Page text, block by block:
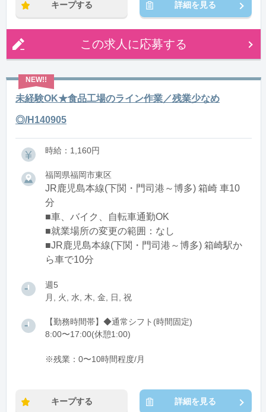
キープする 詳細を見る
この求人に応募する
未経験OK★食品工場のライン作業／残業少なめ
◎/H140905
時給：1,160円
福岡県福岡市東区
JR鹿児島本線(下関・門司港～博多) 箱崎 車10
分
■車、バイク、自転車通勤OK
■就業場所の変更の範囲：なし
■JR鹿児島本線(下関・門司港～博多) 箱崎駅か
ら車で10分
週5
月, 火, 水, 木, 金, 日, 祝
【勤務時間帯】◆通常シフト(時間固定)
8:00〜17:00(休憩1:00)
※残業：0〜10時間程度/月
キープする 詳細を見る